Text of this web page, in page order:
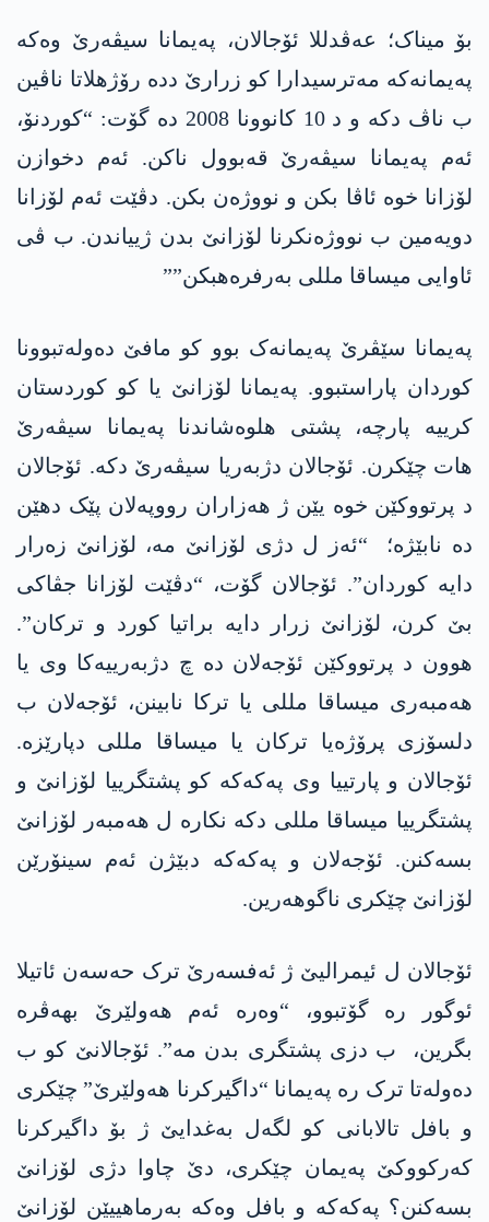
بۆ میناک؛ عەڤدللا ئۆجالان، پەیمانا سیڤەرێ وەکە
پەیمانەکە مەترسیدارا کو زرارێ ددە رۆژھلاتا ناڤین
ب ناڤ دکە و د 10 کانوونا 2008 دە گۆت: “کوردنۆ،
ئەم پەیمانا سیڤەرێ قەبوول ناکن. ئەم دخوازن
لۆزانا خوە ئاڤا بکن و نووژەن بکن. دڤێت ئەم لۆزانا
دویەمین ب نووژەنکرنا لۆزانێ بدن ژییاندن. ب ڤی
ئاوایی میساقا مللی بەرفرەھبکن””
پەیمانا سێڤرێ پەیمانەک بوو کو مافێ دەولەتبوونا
کوردان پاراستبوو. پەیمانا لۆزانێ یا کو کوردستان
کرییە پارچە، پشتی ھلوەشاندنا پەیمانا سیڤەرێ
ھات چێکرن. ئۆجالان دژبەریا سیڤەرێ دکە. ئۆجالان
د پرتووکێن خوە یێن ژ ھەزاران رووپەلان پێک دهێن
دە نابێژە؛ “ئەز ل دژی لۆزانێ مە، لۆزانێ زەرار
دایە کوردان”. ئۆجالان گۆت، “دڤێت لۆزانا جڤاکی
بێ کرن، لۆزانێ زرار دایە براتیا کورد و ترکان”.
ھوون د پرتووکێن ئۆجەلان دە چ دژبەرییەکا وی یا
ھەمبەری میساقا مللی یا ترکا نابینن، ئۆجەلان ب
دلسۆزی پرۆژەیا ترکان یا میساقا مللی دپارێزە.
ئۆجالان و پارتییا وی پەکەکە کو پشتگرییا لۆزانێ و
پشتگرییا میساقا مللی دکە نکارە ل ھەمبەر لۆزانێ
بسەکنن. ئۆجەلان و پەکەکە دبێژن ئەم سینۆرێن
لۆزانێ چێکری ناگوھەرین.
ئۆجالان ل ئیمرالیێ ژ ئەفسەرێ ترک حەسەن ئاتیلا
ئوگور رە گۆتبوو، “وەرە ئەم ھەولێرێ بھەڤرە
بگرین، ب دزی پشتگری بدن مە”. ئۆجالانێ کو ب
دەولەتا ترک رە پەیمانا “داگیرکرنا ھەولێرێ” چێکری
و بافل تالابانی کو لگەل بەغدایێ ژ بۆ داگیرکرنا
کەرکووکێ پەیمان چێکری، دێ چاوا دژی لۆزانێ
بسەکنن؟ پەکەکە و بافل وەکە بەرماھییێن لۆزانێ